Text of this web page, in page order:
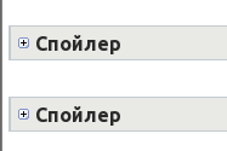
Спойлер
Спойлер